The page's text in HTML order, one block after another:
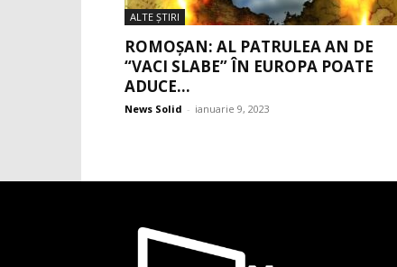
ALTE ŞTIRI
ROMOȘAN: AL PATRULEA AN DE
“VACI SLABE” ÎN EUROPA POATE
ADUCE...
News Solid - ianuarie 9, 2023